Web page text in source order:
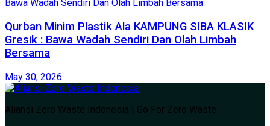
Qurban Minim Plastik Ala KAMPUNG SIBA KLASIK
Gresik : Bawa Wadah Sendiri Dan Olah Limbah
Bersama
May 30, 2026
Aliansi Zero Waste Indonesia | Go For Zero Waste